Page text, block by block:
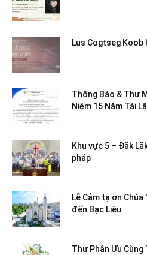
Lus Cogtseg
Thông Báo & Thư
Niệm 15 Năm Tái
Khu vực 5 – Đắk
pháp
Lễ Cảm tạ ơn
đến Bạc Liêu
Thư Phân Ưu Cùng